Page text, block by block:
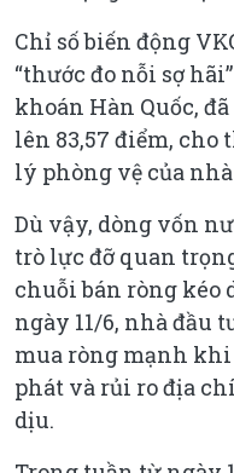
Chỉ số biến động
“thước đo nỗi sợ
khoán Hàn Quốc,
lên 83,57 điểm, cho
lý phòng vệ của
Dù vậy, dòng vốn
trò lực đỡ quan
chuỗi bán ròng kéo
ngày 11/6, nhà đầu
mua ròng mạnh khi
phát và rủi ro địa
dịu.